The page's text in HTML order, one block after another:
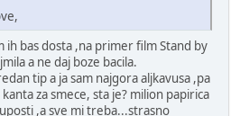
ih bas dosta ,na primer film Stand by
a ne daj boze bacila.
tip a ja sam najgora aljkavusa ,pa
za smece, sta je? milion papirica
,a sve mi treba...strasno